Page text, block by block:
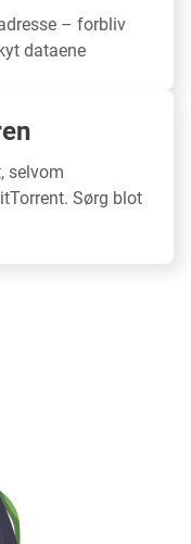
– forbliv
dataene
selvom
Sørg blot